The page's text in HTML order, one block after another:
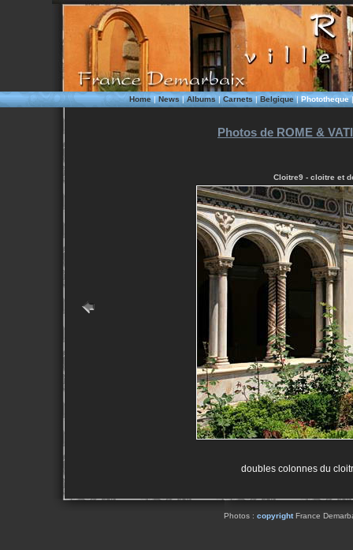
Home|News|Albums|Carnets|Belgique|Phototheque
Photos de ROME &
Cloitre9 - cloitre et
doubles colonnes du
Photos : copyrightFrance